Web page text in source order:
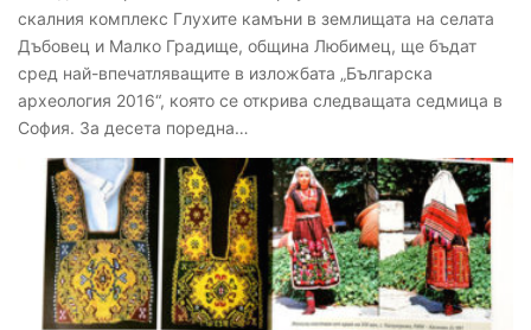
скалния комплекс Глухите камъни в землищата на селата
Дъбовец и Малко Градище, община Любимец, ще бъдат
сред най-впечатляващите в изложбата „Българска
археология 2016“, която се открива следващата седмица в
София. За десета поредна…